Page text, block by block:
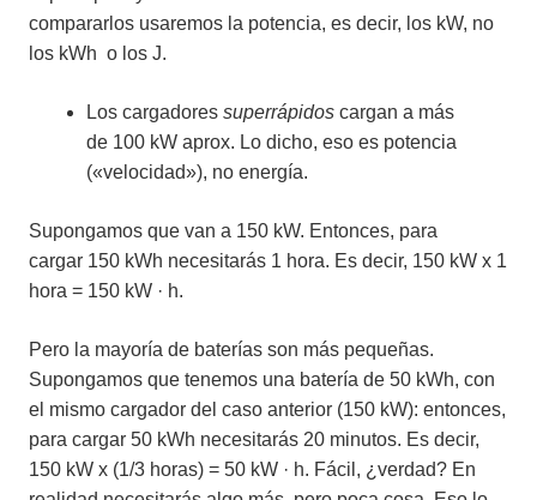
compararlos usaremos la potencia, es decir, los kW, no
los kWh o los J.
Los cargadores superrápidos cargan a más
de 100 kW aprox. Lo dicho, eso es potencia
(«velocidad»), no energía.
Supongamos que van a 150 kW. Entonces, para
cargar 150 kWh necesitarás 1 hora. Es decir, 150 kW x 1
hora = 150 kW · h.
Pero la mayoría de baterías son más pequeñas.
Supongamos que tenemos una batería de 50 kWh, con
el mismo cargador del caso anterior (150 kW): entonces,
para cargar 50 kWh necesitarás 20 minutos. Es decir,
150 kW x (1/3 horas) = 50 kW · h. Fácil, ¿verdad? En